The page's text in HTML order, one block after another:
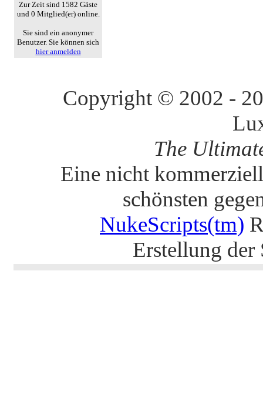
Zur Zeit sind 1582 Gäste
und 0 Mitglied(er) online.
Sie sind ein anonymer
Benutzer. Sie können sich
hier anmelden
Copyright © 2002 -
The
Eine nicht
schönsten
NukeScripts(tm)
Erstellung der